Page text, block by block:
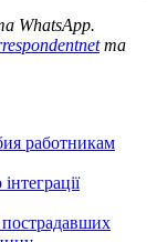
WhatsApp.
та
работникам